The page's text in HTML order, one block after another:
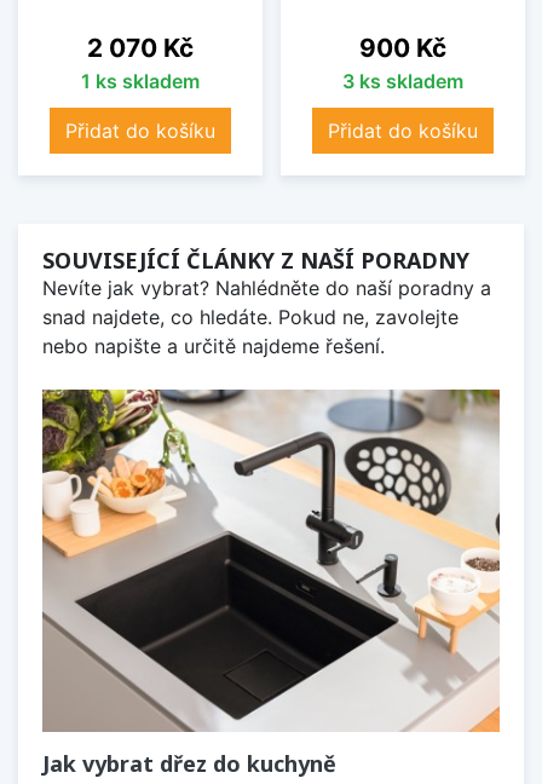
Cena
2 070 Kč
1 ks skladem
Přidat do košíku
Cena
900 Kč
3 ks skladem
Přidat do košíku
SOUVISEJÍCÍ ČLÁNKY Z NAŠÍ PORADNY
Nevíte jak vybrat? Nahlédněte do naší poradny a
snad najdete, co hledáte. Pokud ne, zavolejte
nebo napište a určitě najdeme řešení.
Jak vybrat dřez do kuchyně